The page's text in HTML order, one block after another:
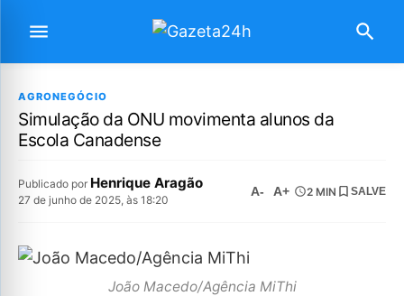
AGRONEGÓCIO
Simulação da ONU movimenta alunos da
Escola Canadense
Publicado por Henrique Aragão
27 de junho de 2025, às 18:20
A- A+ 2 MIN SALVE
João Macedo/Agência MiThi